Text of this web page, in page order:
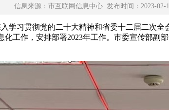
信息来源：市互联网信息中心 发布时间：2023-02-
学习贯彻党的二十大精神和省委十二届二次
工作，安排部署2023年工作。市委宣传部